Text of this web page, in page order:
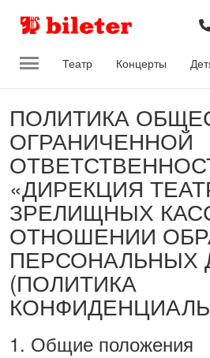
Театр Концерты
ПОЛИТИКА
ОГРАНИЧЕННОЙ
«ДИРЕКЦИЯ
ЗРЕЛИЩНЫХ
ОТНОШЕНИИ
ПЕРСОНАЛЬНЫХ
(ПОЛИТИКА
1. Общие положения